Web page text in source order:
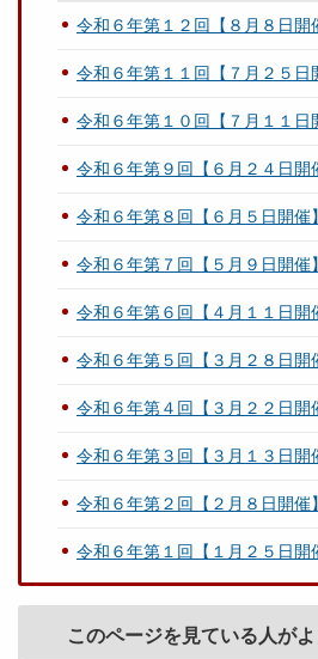
令和６年第１２回【８月８日開
令和６年第１１回【７月２５日
令和６年第１０回【７月１１日
令和６年第９回【６月２４日開
令和６年第８回【６月５日開催】
令和６年第７回【５月９日開催】
令和６年第６回【４月１１日開
令和６年第５回【３月２８日開
令和６年第４回【３月２２日開
令和６年第３回【３月１３日開
令和６年第２回【２月８日開催】
令和６年第１回【１月２５日開
このページを見ている人が